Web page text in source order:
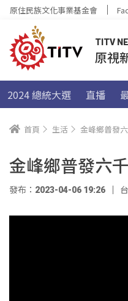
原住民族文化事業基金會
TITV
原視
2024 總統大選 直播
首頁 生活 金峰鄉普發
金峰鄉普發六
發布：2023-04-06 19:26